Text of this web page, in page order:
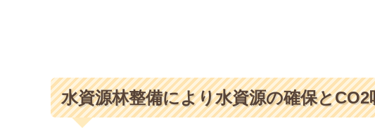
水資源林整備により水資源の確保とCO2